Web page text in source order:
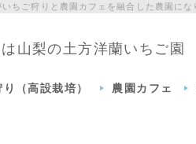
ちご狩りと農園カフェを融合した農園に
山梨の土方洋蘭いちご園
（高設栽培） 農園カフェ